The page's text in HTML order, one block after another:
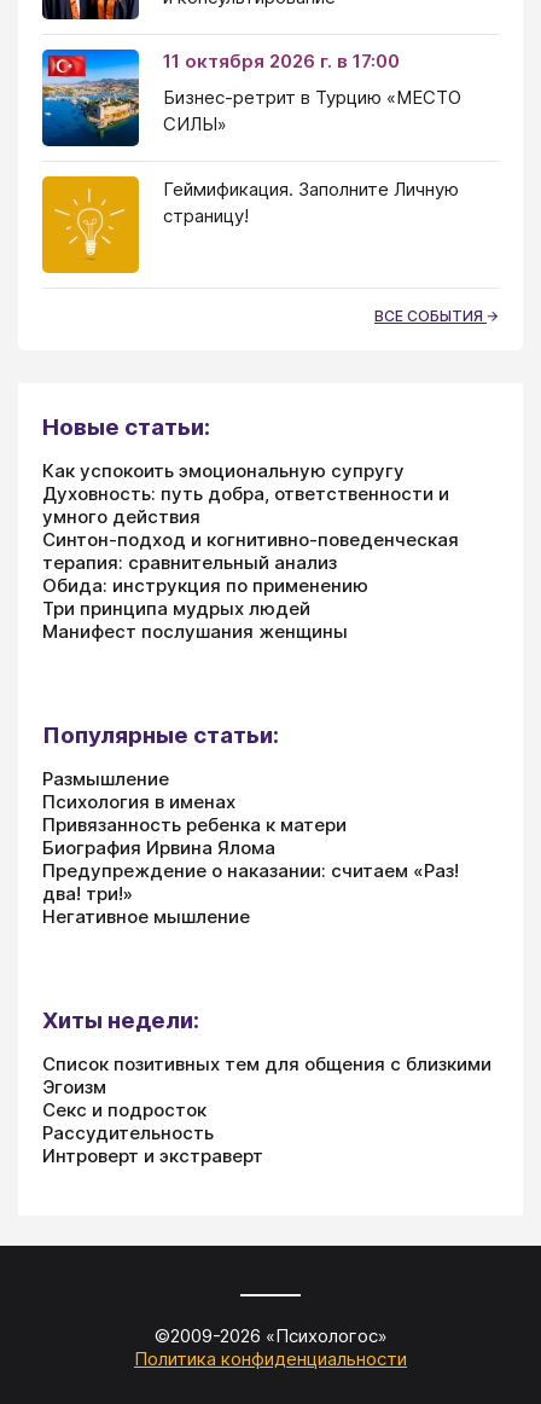
11 октября 2026 г. в 17:00
Бизнес-ретрит в Турцию «МЕСТО
СИЛЫ»
Геймификация. Заполните Личную
страницу!
ВСЕ СОБЫТИЯ
Новые статьи:
Как успокоить эмоциональную супругу
Духовность: путь добра, ответственности и
умного действия
Синтон-подход и когнитивно-поведенческая
терапия: сравнительный анализ
Обида: инструкция по применению
Три принципа мудрых людей
Манифест послушания женщины
Популярные статьи:
Размышление
Психология в именах
Привязанность ребенка к матери
Биография Ирвина Ялома
Предупреждение о наказании: считаем «Раз!
два! три!»
Негативное мышление
Хиты недели:
Список позитивных тем для общения с близкими
Эгоизм
Секс и подросток
Рассудительность
Интроверт и экстраверт
©2009-2026 «Психологос»
Политика конфиденциальности